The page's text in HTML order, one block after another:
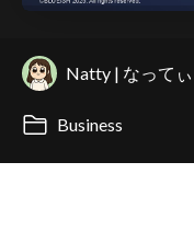
Natty | なってぃ
Business